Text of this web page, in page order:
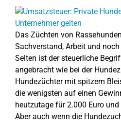
Das Züchten von
Sachverstand, Arbeit und
Selten ist der steuerliche
angebracht wie bei der
Hundezüchter mit spitzem
die wenigsten auf einen
heutzutage für 2.000 Euro
Aber auch wenn die